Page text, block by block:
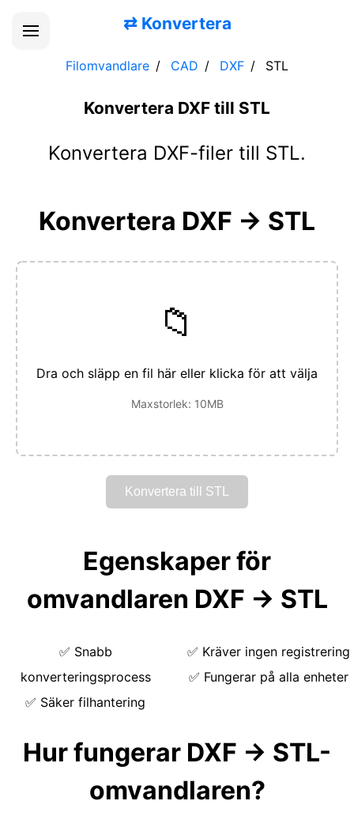
⇄ Konvertera
Filomvandlare CAD DXF STL
Konvertera DXF till STL
Konvertera DXF-filer till STL.
Konvertera DXF → STL
📁
Dra och släpp en fil här eller klicka för att välja
Maxstorlek: 10MB
Konvertera till STL
Egenskaper för
omvandlaren DXF → STL
✅ Snabb
konverteringsprocess
✅ Säker filhantering
✅ Kräver ingen registrering
✅ Fungerar på alla enheter
Hur fungerar DXF → STL-
omvandlaren?